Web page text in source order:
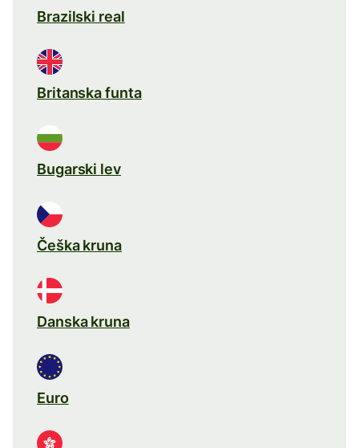
Brazilski real
Britanska funta
Bugarski lev
Češka kruna
Danska kruna
Euro